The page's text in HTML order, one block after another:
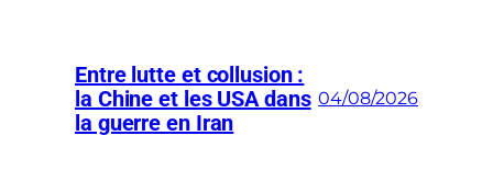
Entre lutte et collusion :
la Chine et les USA dans
la guerre en Iran
04/08/2026